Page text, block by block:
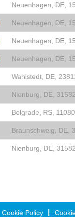
Neuenhagen, DE,
Neuenhagen, DE,
Neuenhagen, DE,
Neuenhagen, DE,
Wahlstedt, DE,
Nienburg, DE, 31582
Belgrade, RS, 11080
Braunschweig, DE,
Nienburg, DE, 31582
Cookie Policy